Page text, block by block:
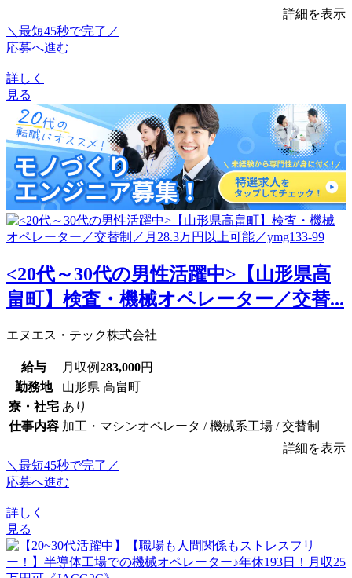
詳細を表示
＼最短45秒で完了／
応募へ進む
詳しく
見る
<20代～30代の男性活躍中>【山形県高
畠町】検査・機械オペレーター／交替...
エヌエス・テック株式会社
給与 月収例283,000円
勤務地
山形県 高畠町
寮・社宅 あり
仕事内容 加工・マシンオペレータ / 機械系工場 / 交替制
詳細を表示
＼最短45秒で完了／
応募へ進む
詳しく
見る